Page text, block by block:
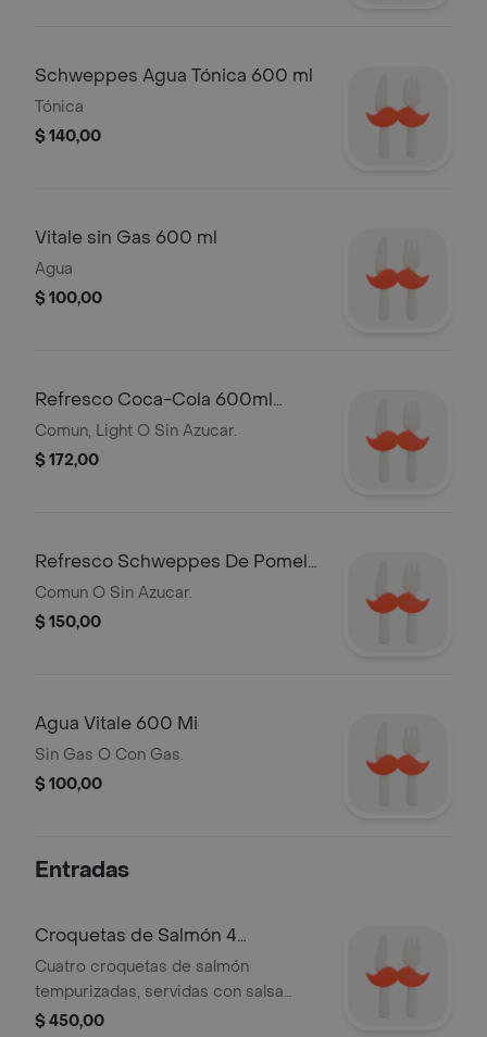
Schweppes Agua Tónica 600 ml
Tónica
$ 140,00
Vitale sin Gas 600 ml
Agua
$ 100,00
Refresco Coca-Cola 600ml
(Confirmar Si Es Comun, Light O
Sin Azuca)
Comun, Light O Sin Azucar.
$ 172,00
Refresco Schweppes De Pomelo
600 Mi
Comun O Sin Azucar.
$ 150,00
Agua Vitale 600 Mi
Sin Gas O Con Gas.
$ 100,00
Entradas
Croquetas de Salmón 4
Unidades
Cuatro croquetas de salmón
tempurizadas, servidas con salsa
tártara de la casa.
$ 450,00